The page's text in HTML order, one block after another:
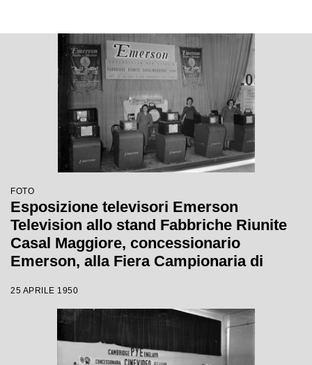
FOTO
Esposizione televisori Emerson
Television allo stand Fabbriche Riunite
Casal Maggiore, concessionario
Emerson, alla Fiera Campionaria di
25 APRILE 1950